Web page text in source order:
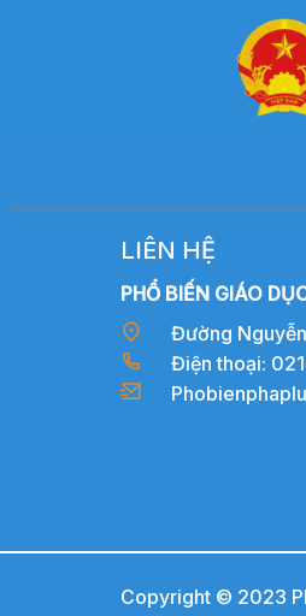
LIÊN HỆ
PHỔ BIẾN GIÁO
Đường
Điện thoại:
Copyright © 2023